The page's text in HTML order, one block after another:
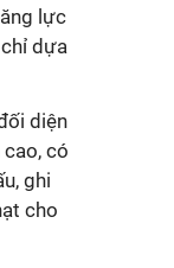
lực
dựa
diện
có
ghi
cho